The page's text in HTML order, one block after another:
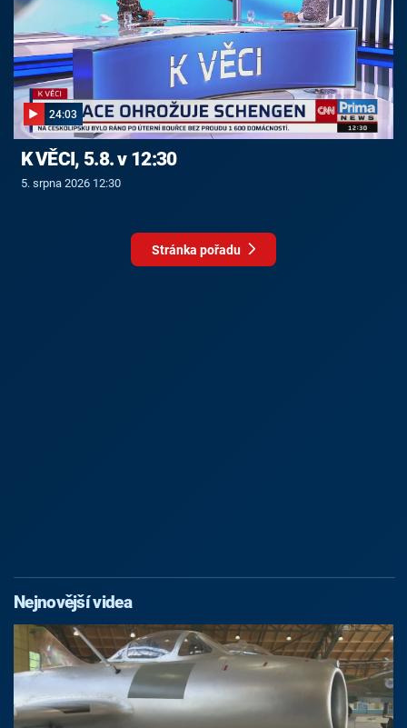
24:03
K VĚCI, 5.8. v 12:30
5. srpna 2026 12:30
Stránka pořadu
Nejnovější videa